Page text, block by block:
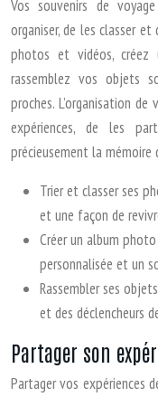
Vos souvenirs de
organiser, de les classer
photos et vidéos,
rassemblez vos objets
proches. L’organisation
expériences, de les
précieusement la
Trier et classer ses
et une façon de
Créer un album
personnalisée et un
Rassembler ses
et des déclencheurs
Partager son
Partager vos expériences